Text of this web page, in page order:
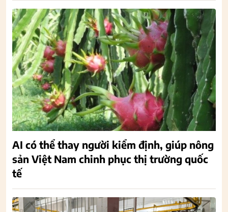
AI có thể thay người kiểm định, giúp nông
sản Việt Nam chinh phục thị trường quốc
tế